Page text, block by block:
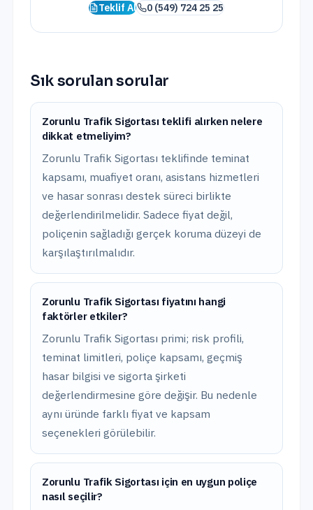
Teklif Al 0 (549) 724 25 25
Sık sorulan sorular
Zorunlu Trafik Sigortası teklifi alırken nelere
dikkat etmeliyim?
Zorunlu Trafik Sigortası teklifinde teminat
kapsamı, muafiyet oranı, asistans hizmetleri
ve hasar sonrası destek süreci birlikte
değerlendirilmelidir. Sadece fiyat değil,
poliçenin sağladığı gerçek koruma düzeyi de
karşılaştırılmalıdır.
Zorunlu Trafik Sigortası fiyatını hangi
faktörler etkiler?
Zorunlu Trafik Sigortası primi; risk profili,
teminat limitleri, poliçe kapsamı, geçmiş
hasar bilgisi ve sigorta şirketi
değerlendirmesine göre değişir. Bu nedenle
aynı üründe farklı fiyat ve kapsam
seçenekleri görülebilir.
Zorunlu Trafik Sigortası için en uygun poliçe
nasıl seçilir?